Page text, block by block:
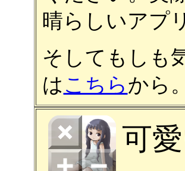
晴らしいアプ
そしてもしも
は こちらから。
可